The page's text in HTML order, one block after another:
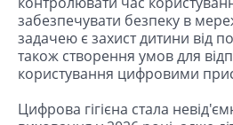
забезпечувати безпеку в
задачею є захист дитини від
також створення умов для
користування цифровими
Цифрова гігієна стала